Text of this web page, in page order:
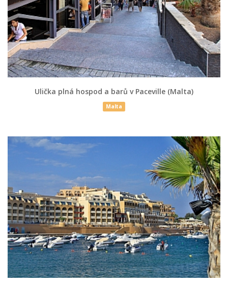
Ulička plná hospod a barů v Paceville (Malta)
Malta